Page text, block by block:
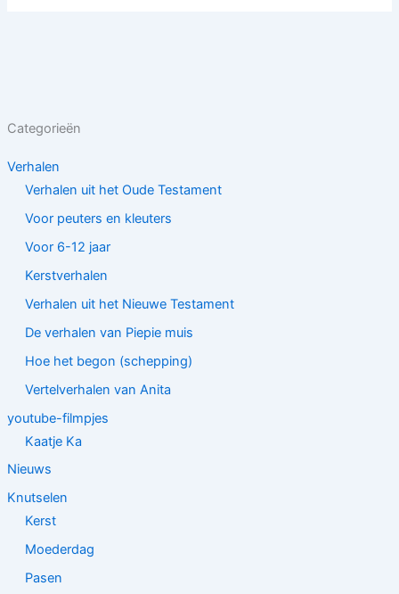
Categorieën
Verhalen
Verhalen uit het Oude Testament
Voor peuters en kleuters
Voor 6-12 jaar
Kerstverhalen
Verhalen uit het Nieuwe Testament
De verhalen van Piepie muis
Hoe het begon (schepping)
Vertelverhalen van Anita
youtube-filmpjes
Kaatje Ka
Nieuws
Knutselen
Kerst
Moederdag
Pasen